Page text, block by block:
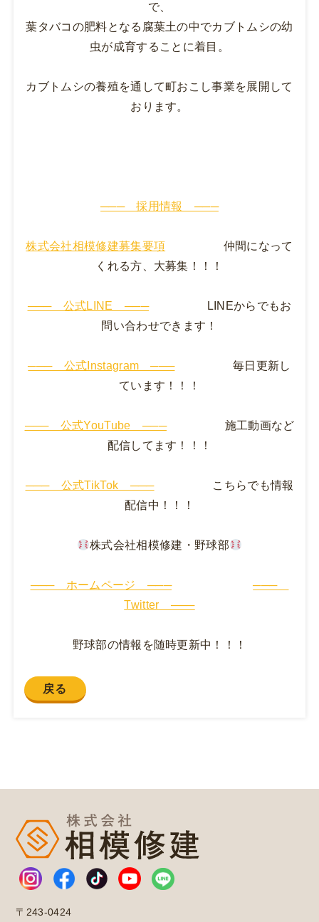
で、
葉タバコの肥料となる腐葉土の中でカブトムシの幼
虫が成育することに着目。
カブトムシの養殖を通して町おこし事業を展開して
おります。
─── 採用情報 ───
株式会社相模修建募集要項 仲間になって
くれる方、大募集！！！
─── 公式LINE ───LINEからでもお
問い合わせできます！
─── 公式Instagram ───毎日更新し
ています！！！
─── 公式YouTube ───施工動画など
配信してます！！！
─── 公式TikTok ───こちらでも情報
配信中！！！
株式会社相模修建・野球部
─── ホームページ ───
───
Twitter ───
野球部の情報を随時更新中！！！
戻る
〒243-0424